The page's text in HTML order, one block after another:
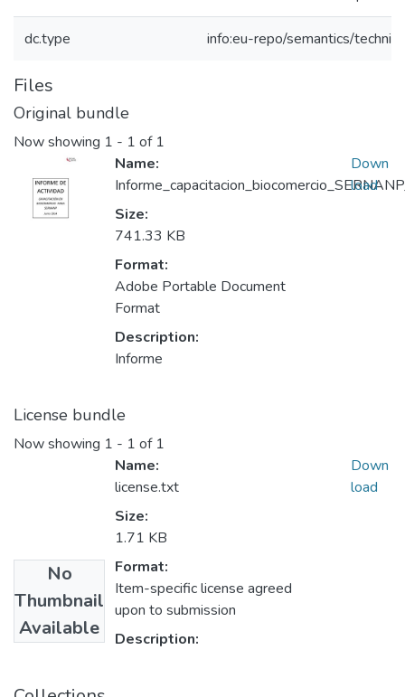
dc.type info:eu-repo/semantics/
Files
Original bundle
Now showing 1 - 1 of 1
Name:
Size:
741.33 KB
Format:
Adobe Portable Document
Format
Description:
Informe
Down
load
License bundle
Now showing 1 - 1 of 1
No
Thumbnail
Available
Name:
license.txt
Size:
1.71 KB
Format:
Item-specific license agreed
upon to submission
Description:
Down
load